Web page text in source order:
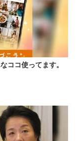
ココ使ってます。